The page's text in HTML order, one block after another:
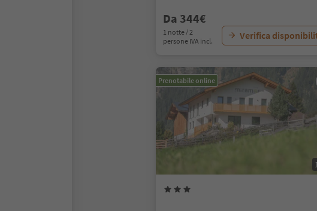
Da 344€
1 notte / 2
persone IVA incl.
Verifica
Prenotabile online